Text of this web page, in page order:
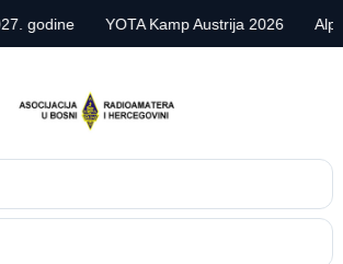
YOTA Kamp Austrija 2026 Alpe Adria Contest